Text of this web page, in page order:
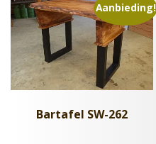
Aanbieding!
Bartafel SW-262